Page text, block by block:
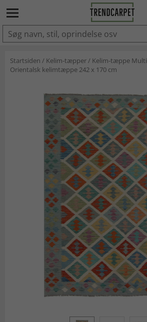
LAGT I INDKØBSKURVEN.
Startsiden / Kelim-tæpper/ Kelim-tæppe Multi
Orientalsk kelimtæppe 242 x 170 cm